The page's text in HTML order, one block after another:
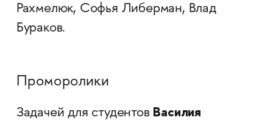
Рахмелюк, Софья Либерман, Влад
Бураков.
Проморолики
Задачей для студентов Василия